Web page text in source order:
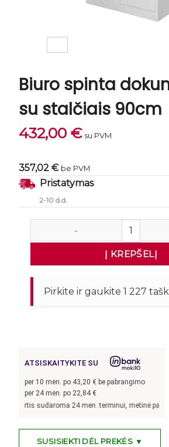
Biuro spinta
su stalčiais 90cm
432,00 € su PVM
357,02 € be PVM
Pristatymas
2-10 d.d.
produkto kiekis: Biuro spinta
Į KREPŠELĮ
Pirkite ir gaukite 1 227
ATSISKAITYKITE SU
per 10 mėn. po 43,20 € be pabrangimo
per 24 mėn. po 22,84€
sudaroma 24 mėn. terminui, metinė palūkanų
SUSISIEKTI DĖL PREKĖS ▼